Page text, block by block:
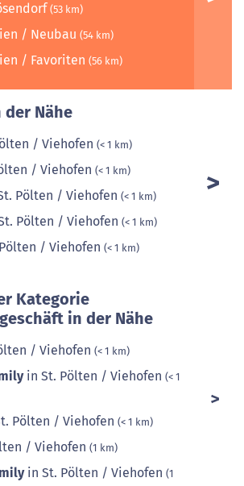
(53 km)
/ Neubau (54 km)
/ Favoriten (56 km)
der Nähe
/ Viehofen (< 1 km)
/ Viehofen (< 1 km)
Pölten / Viehofen (< 1 km)
Pölten / Viehofen (< 1 km)
/ Viehofen (< 1 km)
Kategorie
in der Nähe
/ Viehofen (< 1 km)
in St. Pölten / Viehofen (< 1
Pölten / Viehofen (< 1 km)
/ Viehofen (1 km)
in St. Pölten / Viehofen (1